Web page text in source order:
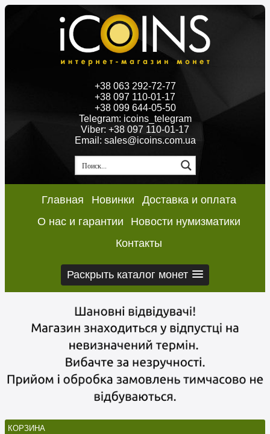
+38 063 292-72-77
+38 097 110-01-17
+38 099 644-05-50
Telegram: icoins_telegram
Viber: +38 097 110-01-17
Email: sales@icoins.com.ua
Главная Новинки
Доставка и оплата
О нас и гарантии
Новости нумизматики
Контакты
Раскрыть каталог монет
КОРЗИНА